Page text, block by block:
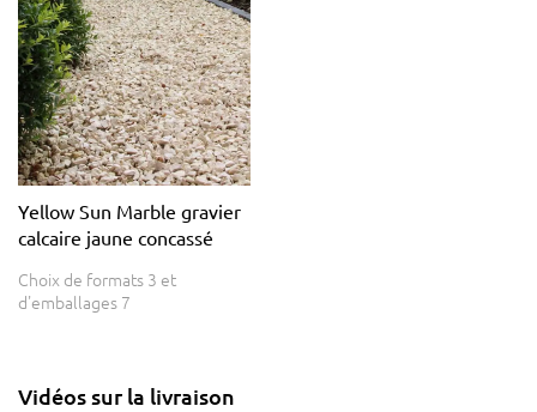
Yellow Sun Marble gravier
calcaire jaune concassé
Choix de formats 3 et
d'emballages 7
Vidéos sur la livraison